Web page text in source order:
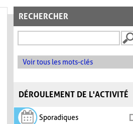
RECHERCHER
Voir tous les mots-clés
DÉROULEMENT DE L'ACTIVITÉ
Sporadiques